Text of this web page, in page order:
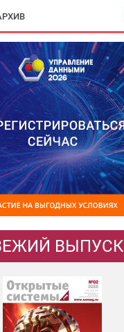
ВЫПУСК